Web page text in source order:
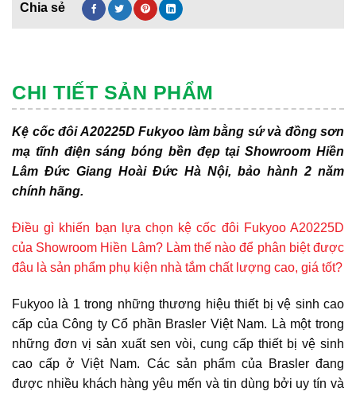
CHI TIẾT SẢN PHẨM
Kệ cốc đôi A20225D Fukyoo làm bằng sứ và đồng sơn
mạ tĩnh điện sáng bóng bền đẹp tại Showroom Hiền
Lâm Đức Giang Hoài Đức Hà Nội, bảo hành 2 năm
chính hãng.
Điều gì khiến bạn lựa chọn kệ cốc đôi Fukyoo A20225D
của Showroom Hiền Lâm? Làm thế nào để phân biệt được
đâu là sản phẩm phụ kiện nhà tắm chất lượng cao, giá tốt?
Fukyoo là 1 trong những thương hiệu thiết bị vệ sinh cao
cấp của Công ty Cổ phần Brasler Việt Nam. Là một trong
những đơn vị sản xuất sen vòi, cung cấp thiết bị vệ sinh
cao cấp ở Việt Nam. Các sản phẩm của Brasler đang
được nhiều khách hàng yêu mến và tin dùng bởi uy tín và